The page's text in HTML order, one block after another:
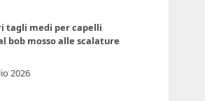
tagli medi per capelli
bob mosso alle scalature
2026